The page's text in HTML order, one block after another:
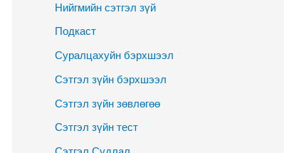
Нийгмийн сэтгэл зүй
Подкаст
Суралцахуйн бэрхшээл
Сэтгэл зүйн бэрхшээл
Сэтгэл зүйн зөвлөгөө
Сэтгэл зүйн тест